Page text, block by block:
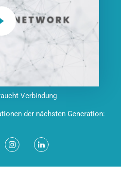
Verbindung
der nächsten Generation: